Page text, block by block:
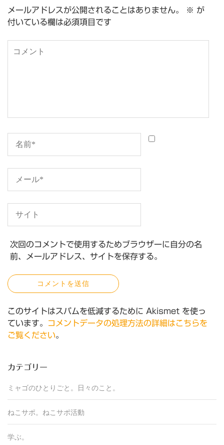
ゲ
ー
ョ
ン
メールアドレスが公開されることはありません。 ※ が
付いている欄は必須項目です
次回のコメントで使用するためブラウザーに自分の名
前、メールアドレス、サイトを保存する。
このサイトはスパムを低減するために Akismet を使っ
ています。
コメントデータの処理方法の詳細はこちらを
ご覧ください。
カテゴリー
ミャゴのひとりごと。 日々のこと。
ねこサポ。 ねこサポ活動
学ぶ。